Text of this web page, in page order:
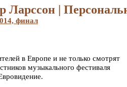
Ларссон |
финал
в Европе и не только смотрят
музыкального фестиваля